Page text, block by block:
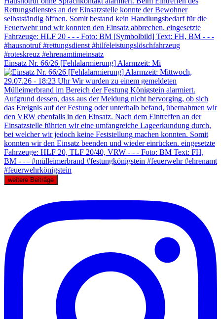
Einsatz Nr. 66/26 [Fehlalarmierung] Alarmzeit: Mi
weitere Beiträge